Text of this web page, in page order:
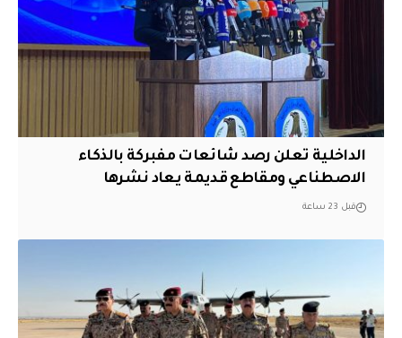
الداخلية تعلن رصد شائعات مفبركة بالذكاء
الاصطناعي ومقاطع قديمة يعاد نشرها
قبل 23 ساعة